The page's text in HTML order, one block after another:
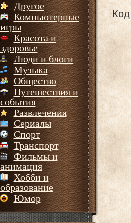
Другое
Компьютерные
игры
Красота и
здоровье
Люди и блоги
Музыка
Общество
Путешествия и
события
Развлечения
Сериалы
Спорт
Транспорт
Фильмы и
анимация
Хобби и
образование
Юмор